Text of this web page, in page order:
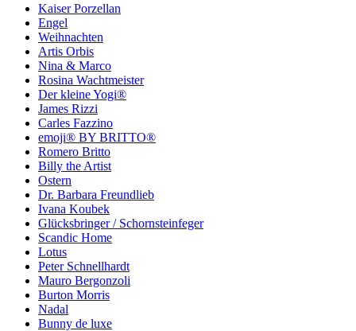
Kaiser Porzellan
Engel
Weihnachten
Artis Orbis
Nina & Marco
Rosina Wachtmeister
Der kleine Yogi®
James Rizzi
Carles Fazzino
emoji® BY BRITTO®
Romero Britto
Billy the Artist
Ostern
Dr. Barbara Freundlieb
Ivana Koubek
Glücksbringer / Schornsteinfeger
Scandic Home
Lotus
Peter Schnellhardt
Mauro Bergonzoli
Burton Morris
Nadal
Bunny de luxe